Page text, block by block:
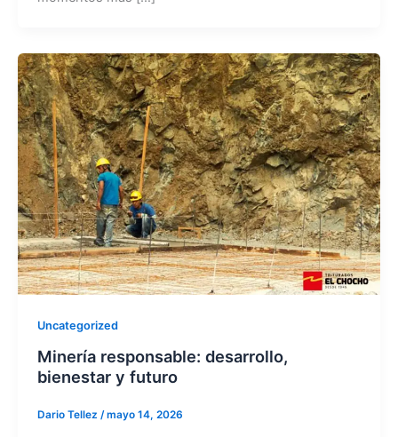
Uncategorized
Minería responsable: desarrollo,
bienestar y futuro
Dario Tellez /mayo 14, 2026